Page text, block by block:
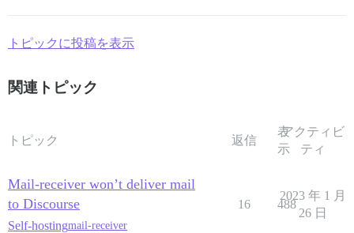
トピックに投稿を表示
関連トピック
トピック 返信
表
示
アクティビ
ティ
Mail-receiver won’t deliver mail
to Discourse
Self-hostingmail-receiver
16 488
2023 年 1 月
26 日